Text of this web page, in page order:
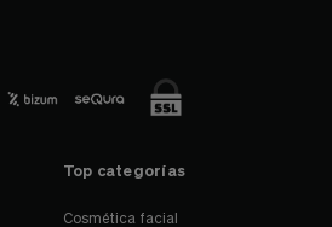
Top categorías
Cosmética facial